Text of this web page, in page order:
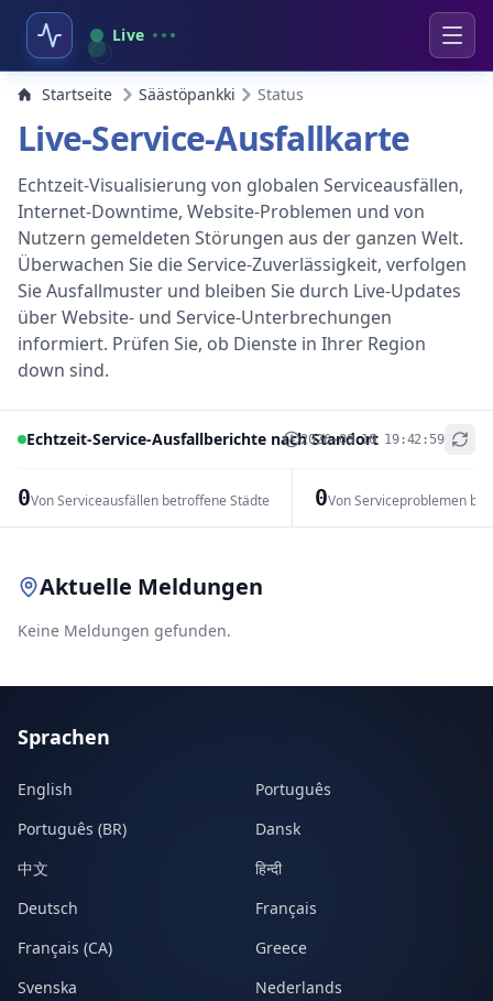
Live
Startseite Säästöpankki Status
Live-Service-Ausfallkarte
Echtzeit-Visualisierung von globalen Serviceausfällen,
Internet-Downtime, Website-Problemen und von
Nutzern gemeldeten Störungen aus der ganzen Welt.
Überwachen Sie die Service-Zuverlässigkeit, verfolgen
Sie Ausfallmuster und bleiben Sie durch Live-Updates
über Website- und Service-Unterbrechungen
informiert. Prüfen Sie, ob Dienste in Ihrer Region
down sind.
Echtzeit-Service-Ausfallberichte nach Standort
2026-08-10 19:42:59
0Von Serviceausfällen betroffene Städte 0Von Serviceproblemen
+
Aktuelle Meldungen
Keine Meldungen gefunden.
Sprachen
English
Português
Português (BR)
Dansk
中文
हिन्दी
Deutsch
Français
Français (CA)
Greece
Svenska
Nederlands